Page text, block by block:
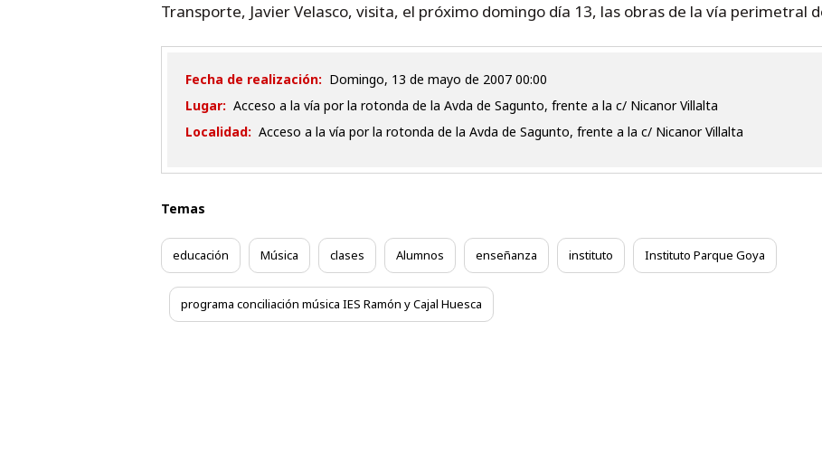
Transporte, Javier Velasco, visita, el próximo domingo día 13, las obras de la vía perimetral
Fecha de realización:
domingo, 13 de mayo de 2007 00:00
Lugar: Acceso a la vía por la rotonda de la Avda de Sagunto, frente a la c/ Nicanor Villalta
Localidad: Acceso a la vía por la rotonda de la Avda de Sagunto, frente a la c/ Nicanor Villalta
Temas
educación Música clases Alumnos enseñanza instituto Instituto Parque Goya
programa conciliación música IES Ramón y Cajal Huesca